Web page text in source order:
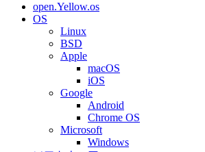
open.Yellow.os
OS
Linux
BSD
Apple
macOS
iOS
Google
Android
Chrome OS
Microsoft
Windows